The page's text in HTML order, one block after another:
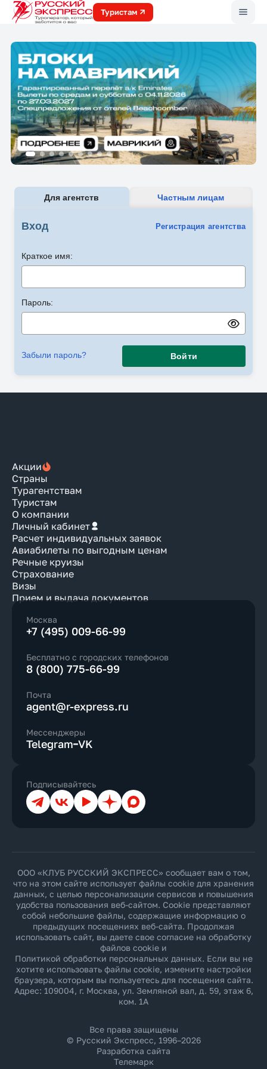
Туристам
Для агентств Частным лицам
Вход Регистрация агентства
Краткое имя:
Пароль:
Забыли пароль? Войти
Акции
Страны
Турагентствам
Туристам
О компании
Личный кабинет
Расчет индивидуальных заявок
Авиабилеты по выгодным ценам
Речные круизы
Страхование
Визы
Прием и выдача документов
Москва
+7 (495) 009-66-99
Бесплатно с городских телефонов
8 (800) 775-66-99
Почта
agent@r-express.ru
Мессенджеры
Telegram VK
Подписывайтесь
ТелеграмВКонтакте
YouTubeДзен Max
ООО «КЛУБ РУССКИЙ ЭКСПРЕСС» сообщает вам о том,
что на этом сайте использует файлы cookie для хранения
данных, с целью персонализации сервисов и повышения
удобства пользования веб-сайтом. Cookie представляют
собой небольшие файлы, содержащие информацию о
предыдущих посещениях веб-сайта. Продолжая
использовать сайт, вы даете свое согласие на обработку
файлов cookie и
Политикой обработки персональных данных. Если вы не
хотите использовать файлы cookie, измените настройки
браузера, которым вы пользуетесь для посещения сайта.
Адрес: 109004, г. Москва, ул. Земляной вал, д. 59, этаж 6,
ком. 1А
Все права защищены
© Русский Экспресс, 1996–2026
Разработка сайта
Телемарк